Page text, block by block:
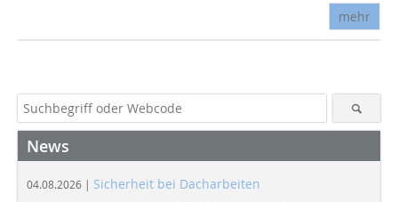
mehr
News
04.08.2026 | Sicherheit bei Dacharbeiten